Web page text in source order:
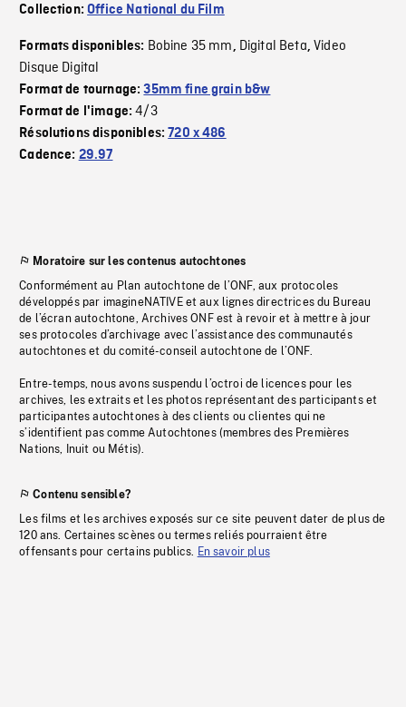
Collection:Office National du Film
Formats disponibles: Bobine 35 mm, Digital Beta,Video
Disque Digital
Format de tournage:35mm fine grain b&w
Format de l'image:4/3
Résolutions disponibles:720 x 486
Cadence: 29.97
Moratoire sur les contenus autochtones
Conformément au Plan autochtone de l’ONF, aux protocoles
développés par imagineNATIVE et aux lignes directrices du Bureau
de l’écran autochtone, Archives ONF est à revoir et à mettre à jour
ses protocoles d’archivage avec l’assistance des communautés
autochtones et du comité-conseil autochtone de l’ONF.
Entre-temps, nous avons suspendu l’octroi de licences pour les
archives, les extraits et les photos représentant des participants et
participantes autochtones à des clients ou clientes qui ne
s’identifient pas comme Autochtones (membres des Premières
Nations, Inuit ou Métis).
Contenu sensible?
Les films et les archives exposés sur ce site peuvent dater de plus de
120 ans. Certaines scènes ou termes reliés pourraient être
offensants pour certains publics. En savoir plus